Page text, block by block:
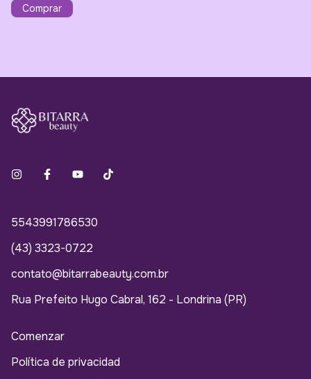
5543991786530
(43) 3323-0722
contato@bitarrabeauty.com.br
Rua Prefeito Hugo Cabral, 162 - Londrina (PR)
Comenzar
Política de privacidad